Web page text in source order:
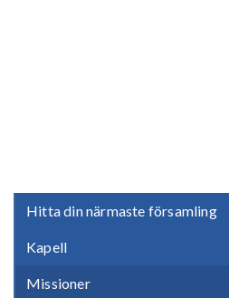
Hitta din närmaste församling
Kapell
Missioner